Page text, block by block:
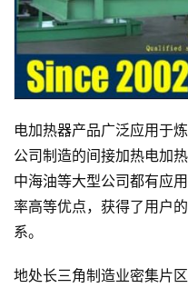
电加热器产品广泛应用于
公司制造的间接加热电加
中海油等大型公司都有应
率高等优点，获得了用户
系。
地处长三角制造业密集片